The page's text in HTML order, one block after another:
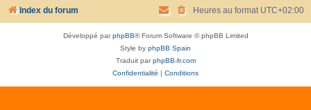
c
Index du forum Heures au format UTC+02:00
Développé parphpBB® Forum Software © phpBB Limited
Style by phpBB Spain
Traduit parphpBB-fr.com
Confidentialité | Conditions